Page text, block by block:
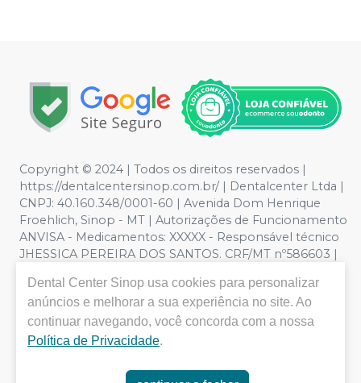
Copyright © 2024 | Todos os direitos reservados |
https://dentalcentersinop.com.br/ | Dentalcenter Ltda |
CNPJ: 40.160.348/0001-60 | Avenida Dom Henrique
Froehlich, Sinop - MT | Autorizações de Funcionamento
ANVISA - Medicamentos: XXXXX - Responsável técnico
JHESSICA PEREIRA DOS SANTOS. CRF/MT nº586603 |
ilustrativas - Os preços e condições da loja virtual estão
sujeitos a alterações. Em caso de divergência de preços
no site, o valor válido é o do Carrinho de Compra. Não
vendemos por atacado por isso nos reservamos o
Dental Center Sinop usa cookies para personalizar
anúncios e melhorar a sua experiência no site. Ao
continuar navegando, você concorda com a nossa
Política de Privacidade.